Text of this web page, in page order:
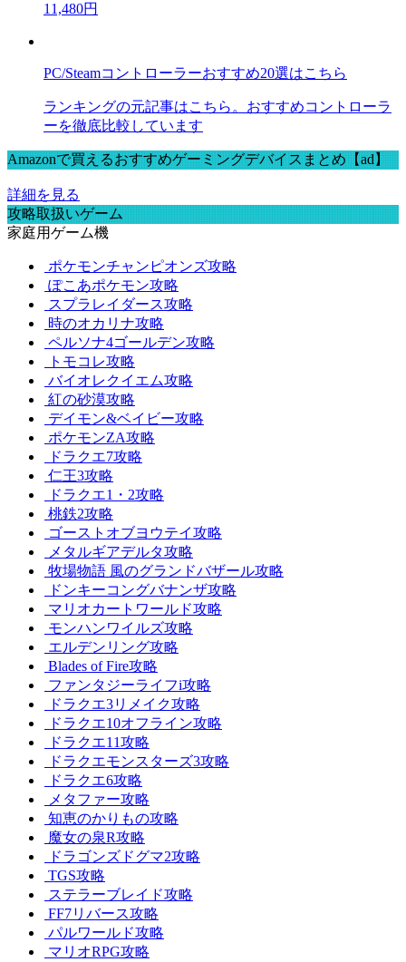
11,480円
PC/Steamコントローラーおすすめ20選はこちら
ランキングの元記事はこちら。おすすめコントローラ
ーを徹底比較しています
Amazonで買えるおすすめゲーミングデバイスまとめ【ad】
詳細を見る
攻略取扱いゲーム
家庭用ゲーム機
ポケモンチャンピオンズ攻略
ぽこあポケモン攻略
スプラレイダース攻略
時のオカリナ攻略
ペルソナ4ゴールデン攻略
トモコレ攻略
バイオレクイエム攻略
紅の砂漠攻略
デイモン&ベイビー攻略
ポケモンZA攻略
ドラクエ7攻略
仁王3攻略
ドラクエ1・2攻略
桃鉄2攻略
ゴーストオブヨウテイ攻略
メタルギアデルタ攻略
牧場物語 風のグランドバザール攻略
ドンキーコングバナンザ攻略
マリオカートワールド攻略
モンハンワイルズ攻略
エルデンリング攻略
Blades of Fire攻略
ファンタジーライフi攻略
ドラクエ3リメイク攻略
ドラクエ10オフライン攻略
ドラクエ11攻略
ドラクエモンスターズ3攻略
ドラクエ6攻略
メタファー攻略
知恵のかりもの攻略
魔女の泉R攻略
ドラゴンズドグマ2攻略
TGS攻略
ステラーブレイド攻略
FF7リバース攻略
パルワールド攻略
マリオRPG攻略